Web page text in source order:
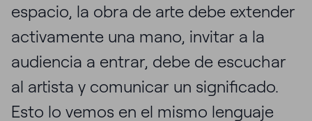
espacio, la obra de arte debe extender
activamente una mano, invitar a la
audiencia a entrar, debe de escuchar
al artista y comunicar un significado.
Esto lo vemos en el mismo lenguaje